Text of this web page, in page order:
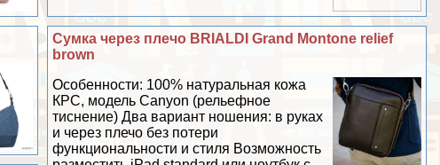
Сумка через плечо BRIALDI Grand Montone relief
brown
Особенности: 100% натуральная кожа
КРС, модель Canyon (рельефное
тиснение) Два вариант ношения: в руках
и через плечо без потери
функциональности и стиля Возможность